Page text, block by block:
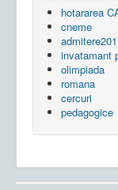
hotararea
cneme
invatamant
olimpiada
romana
cercuri
pedagogice